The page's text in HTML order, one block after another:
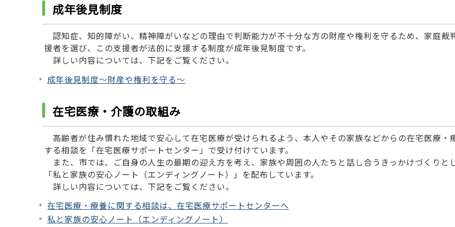
成年後見制度
認知症、知的障がい、精神障がいなどの理由で判断能力が不十分な方の財産や権利を守るため、家庭裁
援者を選び、この支援者が法的に支援する制度が成年後見制度です。
詳しい内容については、下記をご覧ください。
成年後見制度～財産や権利を守る～
在宅医療・介護の取組み
高齢者が住み慣れた地域で安心して在宅医療が受けられるよう、本人やその家族などからの在宅医療・
する相談を「在宅医療サポートセンター」で受け付けています。
また、市では、ご自身の人生の最期の迎え方を考え、家族や周囲の人たちと話し合うきっかけづくりとし
「私と家族の安心ノート（エンディングノート）」を配布しています。
詳しい内容については、下記をご覧ください。
在宅医療・療養に関する相談は、在宅医療サポートセンターへ
私と家族の安心ノート（エンディングノート）